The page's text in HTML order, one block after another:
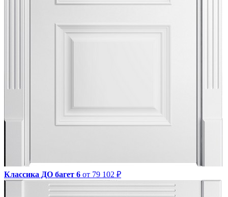
Классика ДО багет 6 от 79 102 ₽